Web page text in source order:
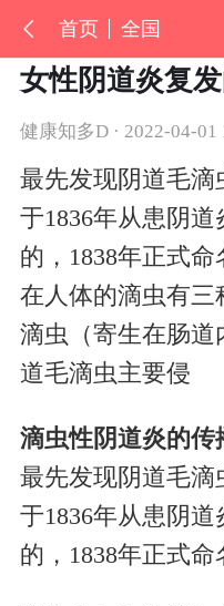
首页 全国
女性阴道炎复
健康知多D · 2022-04-01
最先发现阴道毛滴
于1836年从患阴道
的，1838年正式
在人体的滴虫有
滴虫（寄生在肠道
道毛滴虫主要侵
滴虫性阴道炎的传
最先发现阴道毛滴
于1836年从患阴道
的，1838年正式命